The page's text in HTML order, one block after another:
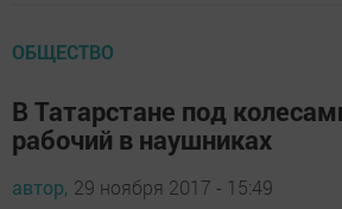
ОБЩЕСТВО
В Татарстане под
рабочий в наушниках
автор, 29 ноября 2017 - 15:49